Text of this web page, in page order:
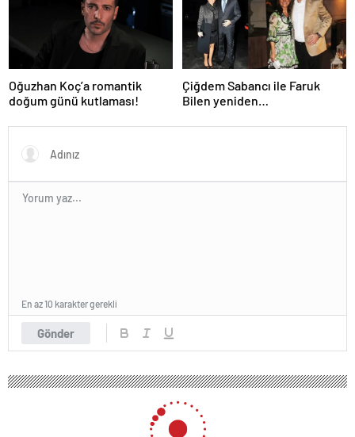
Oğuzhan Koç’a romantik
doğum günü kutlaması!
Çiğdem Sabancı ile Faruk
Bilen yeniden
damadı, eski eşinin hapis
Gönder
En az 10 karakter gerekli